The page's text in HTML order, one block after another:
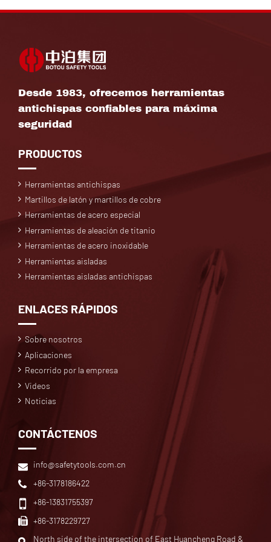
Desde 1983, ofrecemos herramientas
antichispas confiables para máxima
seguridad
PRODUCTOS
Herramientas antichispas
Martillos de latón y martillos de cobre
Herramientas de acero especial
Herramientas de aleación de titanio
Herramientas de acero inoxidable
Herramientas aisladas
Herramientas aisladas antichispas
ENLACES RÁPIDOS
Sobre nosotros
Aplicaciones
Recorrido por la empresa
Videos
Noticias
CONTÁCTENOS
info@safetytools.com.cn
+86-3178186422
+86-13831755397
+86-3178229727
North side of the intersection of East Huancheng Road &